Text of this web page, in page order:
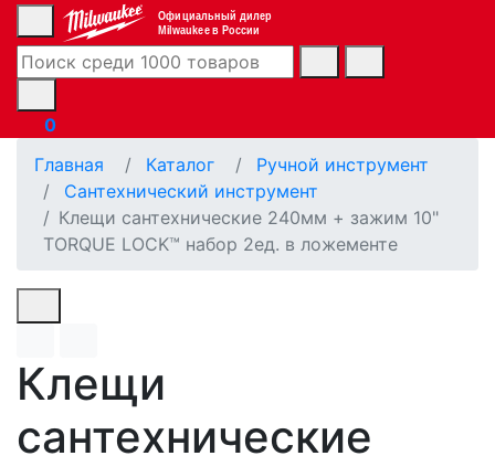
Официальный дилер
Milwaukee в России
0
Главная
Каталог
Ручной инструмент
Сантехнический инструмент
Клещи сантехнические 240мм + зажим 10"
TORQUE LOCK™ набор 2ед. в ложементе
Клещи
сантехнические